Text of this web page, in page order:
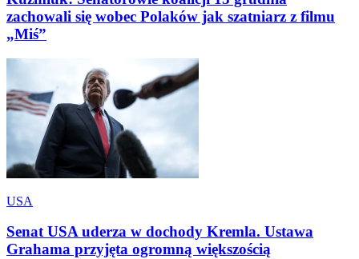
zachowali się wobec Polaków jak szatniarz z filmu
„Miś”
USA
Senat USA uderza w dochody Kremla. Ustawa
Grahama przyjęta ogromną większością